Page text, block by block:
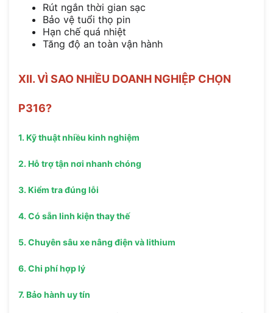
Rút ngắn thời gian sạc
Bảo vệ tuổi thọ pin
Hạn chế quá nhiệt
Tăng độ an toàn vận hành
XII. VÌ SAO NHIỀU DOANH NGHIỆP CHỌN
P316?
1. Kỹ thuật nhiều kinh nghiệm
2. Hỗ trợ tận nơi nhanh chóng
3. Kiểm tra đúng lỗi
4. Có sẵn linh kiện thay thế
5. Chuyên sâu xe nâng điện và lithium
6. Chi phí hợp lý
7. Bảo hành uy tín